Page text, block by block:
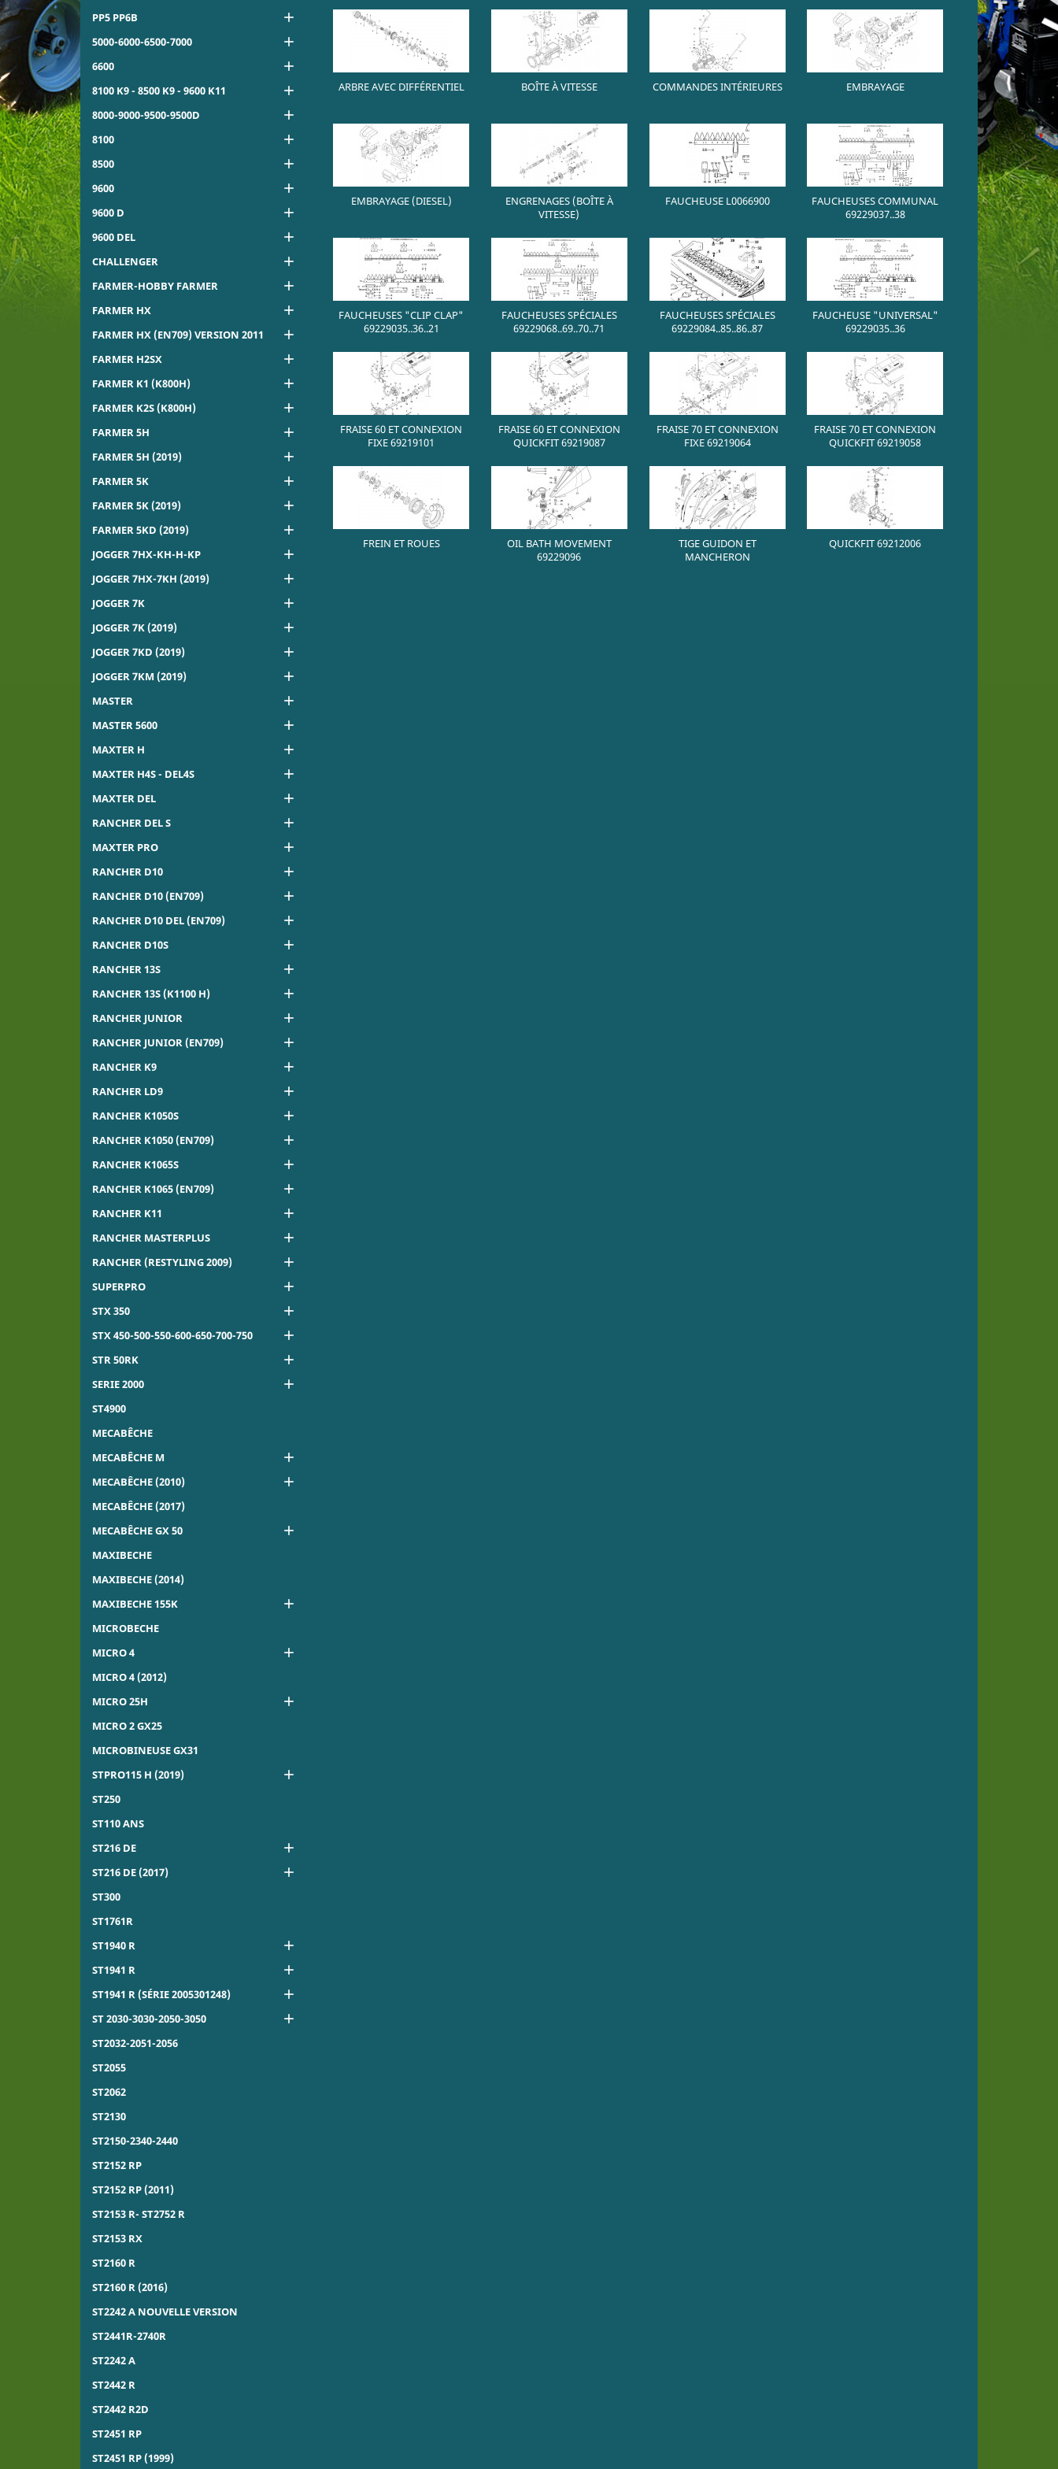
PP5 PP6B 
5000-6000-6500-7000 
6600 
8100 K9 - 8500 K9 - 9600 K11 
8000-9000-9500-9500D 
8100 
8500 
9600 
9600 D 
9600 DEL 
CHALLENGER 
FARMER-HOBBY FARMER 
FARMER HX 
FARMER HX (EN709) VERSION 2011 
FARMER H2SX 
FARMER K1 (K800H) 
FARMER K2S (K800H) 
FARMER 5H 
FARMER 5H (2019) 
FARMER 5K 
FARMER 5K (2019) 
FARMER 5KD (2019) 
JOGGER 7HX-KH-H-KP 
JOGGER 7HX-7KH (2019) 
JOGGER 7K 
JOGGER 7K (2019) 
JOGGER 7KD (2019) 
JOGGER 7KM (2019) 
MASTER 
MASTER 5600 
MAXTER H 
MAXTER H4S - DEL4S 
MAXTER DEL 
RANCHER DEL S 
MAXTER PRO 
RANCHER D10 
RANCHER D10 (EN709) 
RANCHER D10 DEL (EN709) 
RANCHER D10S 
RANCHER 13S 
RANCHER 13S (K1100 H) 
RANCHER JUNIOR 
RANCHER JUNIOR (EN709) 
RANCHER K9 
RANCHER LD9 
RANCHER K1050S 
RANCHER K1050 (EN709) 
RANCHER K1065S 
RANCHER K1065 (EN709) 
RANCHER K11 
RANCHER MASTERPLUS 
RANCHER (RESTYLING 2009) 
SUPERPRO 
STX 350 
STX 450-500-550-600-650-700-750 
STR 50RK 
SERIE 2000 
ST4900
MECABÊCHE
MECABÊCHE M

MECABÊCHE (2010) 
MECABÊCHE (2017)
MECABÊCHE GX 50

MAXIBECHE
MAXIBECHE (2014)
MAXIBECHE 155K

MICROBECHE
MICRO 4

MICRO 4 (2012)
MICRO 25H

MICRO 2 GX25
MICROBINEUSE GX31
STPRO115 H (2019)

ST250
ST110 ANS
ST216 DE

ST216 DE (2017) 
ST300
ST1761R
ST1940 R

ST1941 R 
ST1941 R (SÉRIE 2005301248) 
ST 2030-3030-2050-3050 
ST2032-2051-2056
ST2055
ST2062
ST2130
ST2150-2340-2440
ST2152 RP
ST2152 RP (2011)
ST2153 R- ST2752 R
ST2153 RX
ST2160 R
ST2160 R (2016)
ST2242 A NOUVELLE VERSION
ST2441R-2740R
ST2242 A
ST2442 R
ST2442 R2D
ST2451 RP
ST2451 RP (1999)
ARBRE AVEC DIFFÉRENTIEL BOÎTE À VITESSE COMMANDES INTÉRIEURES EMBRAYAGE
EMBRAYAGE (DIESEL)
ENGRENAGES (BOÎTE À
VITESSE)
FAUCHEUSE L0066900
FAUCHEUSES COMMUNAL
69229037..38
FAUCHEUSES "CLIP CLAP"
69229035..36..21
FAUCHEUSES SPÉCIALES
69229068..69..70..71
FAUCHEUSES SPÉCIALES
69229084..85..86..87
FAUCHEUSE "UNIVERSAL"
69229035..36
FRAISE 60 ET CONNEXION
FIXE 69219101
FRAISE 60 ET CONNEXION
QUICKFIT 69219087
FRAISE 70 ET CONNEXION
FIXE 69219064
FRAISE 70 ET CONNEXION
QUICKFIT 69219058
FREIN ET ROUES
OIL BATH MOVEMENT
69229096
TIGE GUIDON ET
MANCHERON
QUICKFIT 69212006